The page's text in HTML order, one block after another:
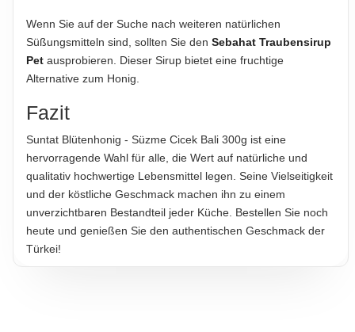
Wenn Sie auf der Suche nach weiteren natürlichen
Süßungsmitteln sind, sollten Sie den Sebahat Traubensirup
Pet ausprobieren. Dieser Sirup bietet eine fruchtige
Alternative zum Honig.
Fazit
Suntat Blütenhonig - Süzme Cicek Bali 300g ist eine
hervorragende Wahl für alle, die Wert auf natürliche und
qualitativ hochwertige Lebensmittel legen. Seine Vielseitigkeit
und der köstliche Geschmack machen ihn zu einem
unverzichtbaren Bestandteil jeder Küche. Bestellen Sie noch
heute und genießen Sie den authentischen Geschmack der
Türkei!